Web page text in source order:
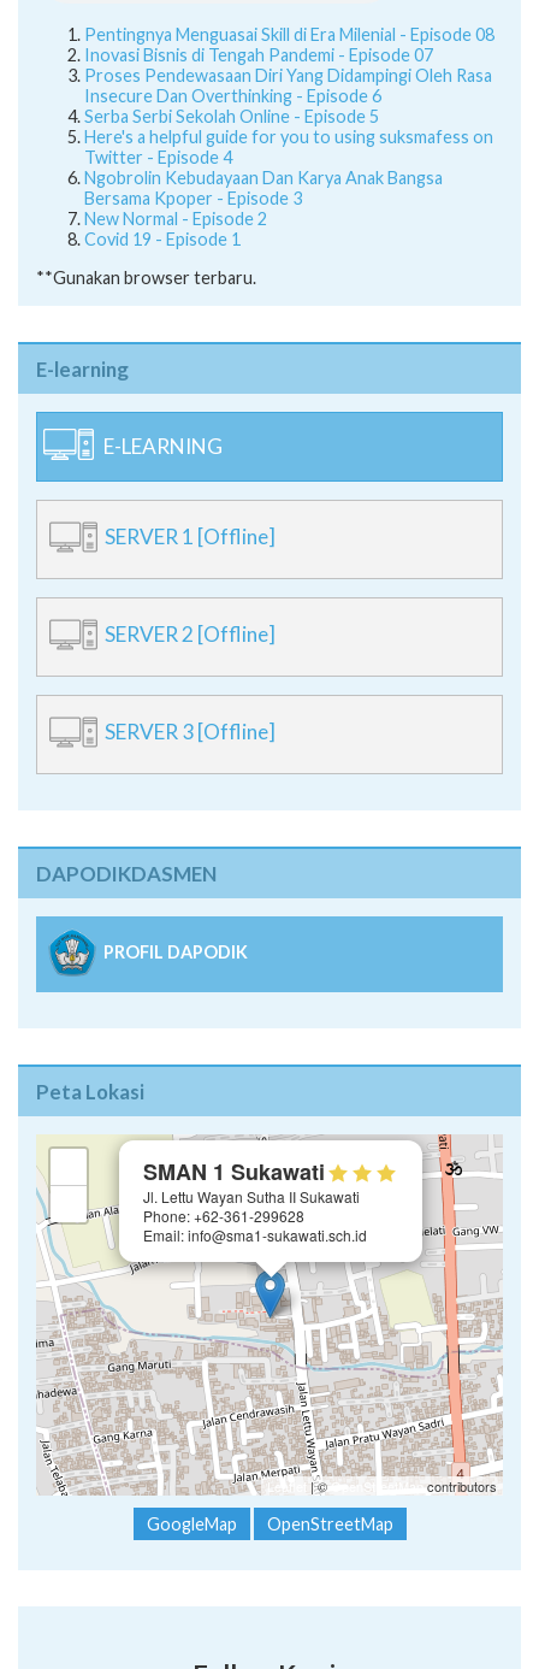
Pentingnya Menguasai Skill di Era Milenial - Episode 08
Inovasi Bisnis di Tengah Pandemi - Episode 07
Proses Pendewasaan Diri Yang Didampingi Oleh Rasa
Insecure Dan Overthinking - Episode 6
Serba Serbi Sekolah Online - Episode 5
Here's a helpful guide for you to using suksmafess on
Twitter - Episode 4
Ngobrolin Kebudayaan Dan Karya Anak Bangsa
Bersama Kpoper - Episode 3
New Normal - Episode 2
Covid 19 - Episode 1
**Gunakan browser terbaru.
E-learning
E-LEARNING
SERVER 1 [Offline]
SERVER 2 [Offline]
SERVER 3 [Offline]
DAPODIKDASMEN
PROFIL DAPODIK
Peta Lokasi
SMAN 1 Sukawati
Jl. Lettu Wayan Sutha II Sukawati
Phone: +62-361-299628
Email: info@sma1-sukawati.sch.id
Leaflet | ©OpenStreetMap contributors
GoogleMap OpenStreetMap